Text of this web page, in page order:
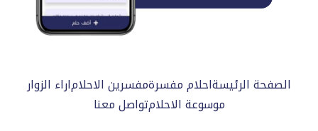
الصفحة الرئيسةاحلام مفسرةمفسرين الاحلاماراء الزوار
موسوعة الاحلامتواصل معنا